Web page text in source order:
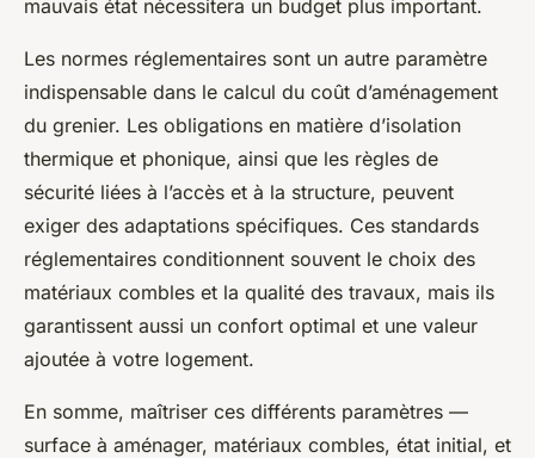
mauvais état nécessitera un budget plus important.
Les normes réglementaires sont un autre paramètre
indispensable dans le calcul du coût d’aménagement
du grenier. Les obligations en matière d’isolation
thermique et phonique, ainsi que les règles de
sécurité liées à l’accès et à la structure, peuvent
exiger des adaptations spécifiques. Ces standards
réglementaires conditionnent souvent le choix des
matériaux combles et la qualité des travaux, mais ils
garantissent aussi un confort optimal et une valeur
ajoutée à votre logement.
En somme, maîtriser ces différents paramètres —
surface à aménager, matériaux combles, état initial, et